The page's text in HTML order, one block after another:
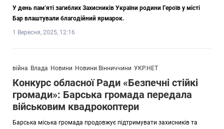
У день пам’яті загиблих Захисників України родини Героїв у місті
Бар влаштували благодійний ярмарок.
1 Вересня, 2025, 12:16
війна Влада Новини Новини Вінниччини УКР.НЕТ
Конкурс обласної Ради «Безпечні стійкі
громади»: Барська громада передала
військовим квадрокоптери
Барська міська громада продовжує підтримувати захисників та